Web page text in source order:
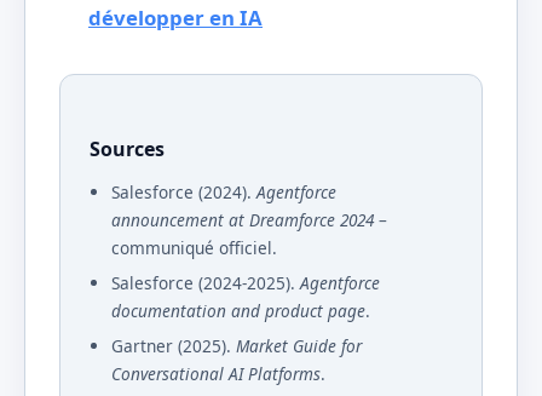
développer en IA
Sources
Salesforce (2024).Agentforce
announcement at Dreamforce 2024–
communiqué officiel.
Salesforce (2024-2025).Agentforce
documentation and product page.
Gartner (2025). Market Guide for
Conversational AI Platforms.